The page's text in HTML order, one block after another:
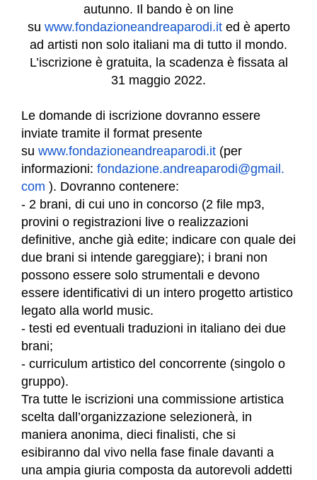
autunno. Il bando è on line
su www.fondazioneandreaparodi.ited è aperto
ad artisti non solo italiani ma di tutto il mondo.
L’iscrizione è gratuita, la scadenza è fissata al
31 maggio 2022.
Le domande di iscrizione dovranno essere
inviate tramite il format presente
su www.fondazioneandreaparodi.it (per
informazioni: fondazione.andreaparodi@gmail.
com ). Dovranno contenere:
- 2 brani, di cui uno in concorso (2 file mp3,
provini o registrazioni live o realizzazioni
definitive, anche già edite; indicare con quale dei
due brani si intende gareggiare); i brani non
possono essere solo strumentali e devono
essere identificativi di un intero progetto artistico
legato alla world music.
- testi ed eventuali traduzioni in italiano dei due
brani;
- curriculum artistico del concorrente (singolo o
gruppo).
Tra tutte le iscrizioni una commissione artistica
scelta dall’organizzazione selezionerà, in
maniera anonima, dieci finalisti, che si
esibiranno dal vivo nella fase finale davanti a
una ampia giuria composta da autorevoli addetti